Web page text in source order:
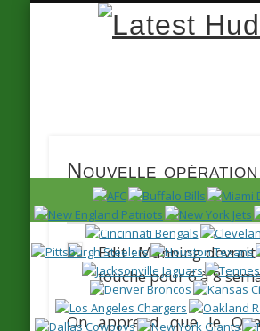
Nouvelle
Peyton Manning
Edit : Manning
touche pour 6 à 8
On apprend que le